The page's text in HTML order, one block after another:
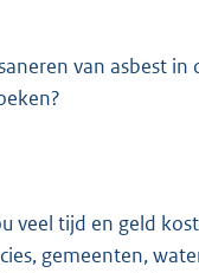
van asbest in
veel tijd en geld
gemeenten,